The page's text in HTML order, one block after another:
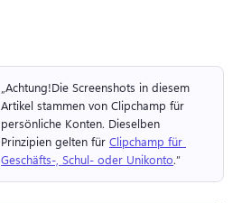
„Achtung!Die Screenshots in diesem
Artikel stammen von Clipchamp für
persönliche Konten. Dieselben
Prinzipien gelten für Clipchamp für
Geschäfts-, Schul- oder Unikonto.“